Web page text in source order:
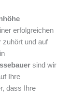
erfolgreichen
zuhört und auf
sind wir
Ihre
dass Ihre